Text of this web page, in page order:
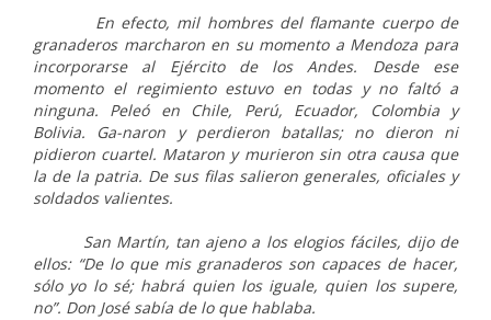
En efecto, mil hombres del flamante cuerpo de
granaderos marcharon en su momento a Mendoza para
incorporarse al Ejército de los Andes. Desde ese
momento el regimiento estuvo en todas y no faltó a
ninguna. Peleó en Chile, Perú, Ecuador, Colombia y
Bolivia. Ga-naron y perdieron batallas; no dieron ni
pidieron cuartel. Mataron y murieron sin otra causa que
la de la patria. De sus filas salieron generales, oficiales y
soldados valientes.
San Martín, tan ajeno a los elogios fáciles, dijo de
ellos: “De lo que mis granaderos son capaces de hacer,
sólo yo lo sé; habrá quien los iguale, quien los supere,
no”. Don José sabía de lo que hablaba.